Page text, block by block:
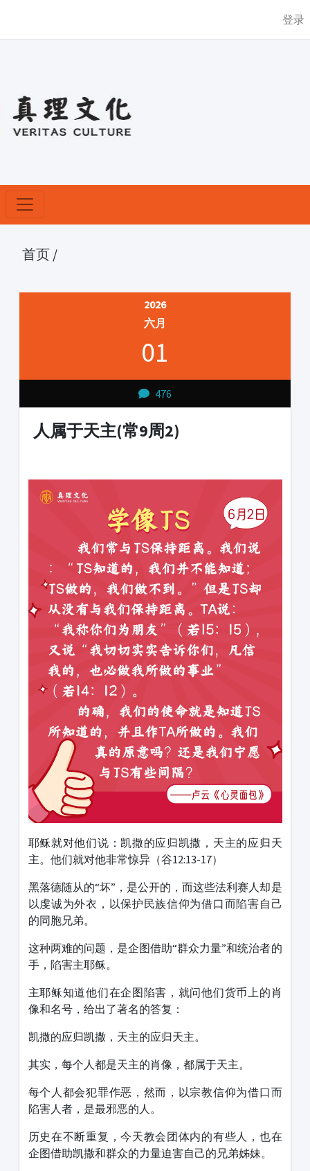
登录
首页 /
2026
六月
01
476
人属于天主(常9周2)
耶稣就对他们说：凯撒的应归凯撒，天主的应归天
主。他们就对他非常惊异（谷12:13-17）
黑落德随从的“坏”，是公开的，而这些法利赛人却是
以虔诚为外衣，以保护民族信仰为借口而陷害自己
的同胞兄弟。
这种两难的问题，是企图借助“群众力量”和统治者的
手，陷害主耶稣。
主耶稣知道他们在企图陷害，就问他们货币上的肖
像和名号，给出了著名的答复：
凯撒的应归凯撒，天主的应归天主。
其实，每个人都是天主的肖像，都属于天主。
每个人都会犯罪作恶，然而，以宗教信仰为借口而
陷害人者，是最邪恶的人。
历史在不断重复，今天教会团体内的有些人，也在
企图借助凯撒和群众的力量迫害自己的兄弟姊妹。